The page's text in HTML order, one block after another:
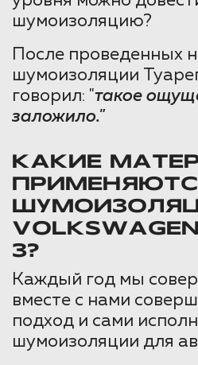
шумоизоляцию?
После проведенных
шумоизоляции
говорил: "такое
заложило."
КАКИЕ
3?
Каждый год мы
вместе с нами
подход и сами
шумоизоляции для